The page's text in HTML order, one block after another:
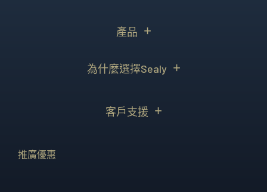
產品
為什麼選擇Sealy
客戶支援
推廣優惠